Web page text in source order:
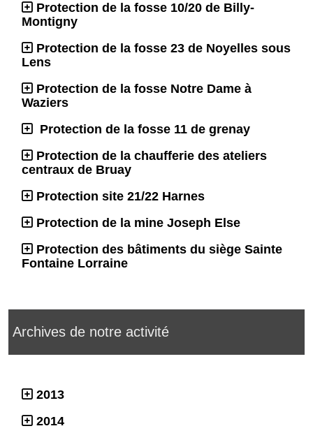
Protection de la fosse 10/20 de Billy-
Montigny
Protection de la fosse 23 de Noyelles sous
Lens
Protection de la fosse Notre Dame à
Waziers
Protection de la fosse 11 de grenay
Protection de la chaufferie des ateliers
centraux de Bruay
Protection site 21/22 Harnes
Protection de la mine Joseph Else
Protection des bâtiments du siège Sainte
Fontaine Lorraine
Archives de notre activité
2013
2014